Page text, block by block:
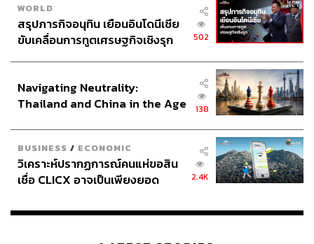
WORLD
สรุปภารกิจอนุทิน เยือนอินโดนีเซีย
ขับเคลื่อนการทูตเศรษฐกิจเชิงรุก
502
Navigating Neutrality:
Thailand and China in the Age
138
BUSINESS / ECONOMIC
วิเคราะห์ปรากฏการณ์คนแห่ขอสิน
เชื่อ CLICX อาจเป็นเพียงยอด
เรือนไทยที่ถูกซุกไว้
2.4K